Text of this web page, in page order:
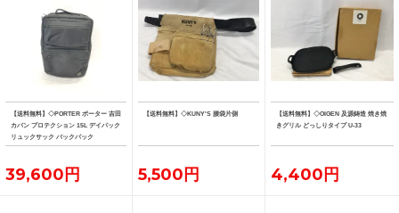
【送料無料】◇PORTER ポーター 吉田
カバン プロテクション 15L デイパック
リュックサック バックパック
39,600円
【送料無料】◇KUNY'S 腰袋片側
5,500円
【送料無料】◇OIGEN 及源鋳造 焼き焼
きグリル どっしりタイプ U-33
4,400円